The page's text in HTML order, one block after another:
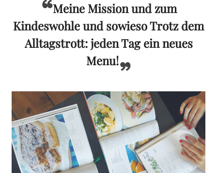
Meine Mission und zum
Kindeswohle und sowieso Trotz dem
Alltagstrott: jeden Tag ein neues
Menu!